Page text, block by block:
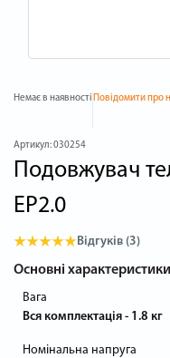
Немає в наявності Повідомити про
Артикул:030254
Подовжувач
EP2.0
Відгуків (3)
Основні характеристики
Вага
Вся комплектація - 1.8 кг
Номінальна напруга